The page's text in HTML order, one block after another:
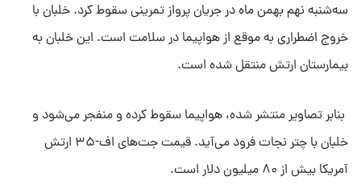
سه‌شنبه نهم بهمن ماه در جریان پرواز تمرینی سقوط کرد. خلبان با
خروج اضطراری به موقع از هواپیما در سلامت است. این خلبان به
بیمارستان ارتش منتقل شده است.
بنابر تصاویر منتشر شده، هواپیما سقوط کرده و منفجر می‌شود و
خلبان با چتر نجات فرود می‌آید. قیمت جت‌های اف-۳۵ ارتش
آمریکا بیش از ۸۰ میلیون دلار است.